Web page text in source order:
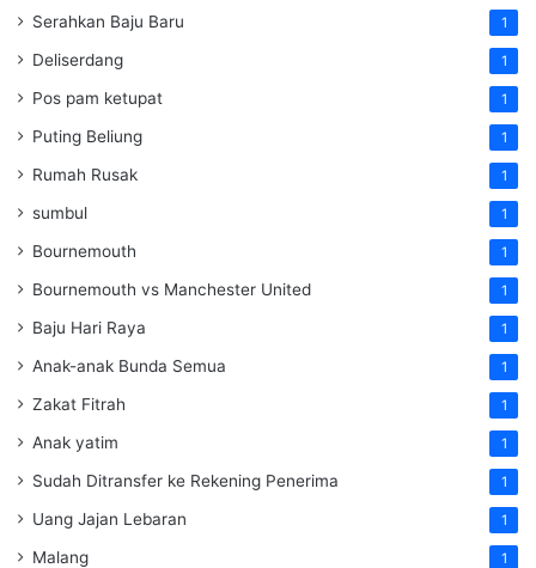
Serahkan Baju Baru 1
Deliserdang 1
Pos pam ketupat 1
Puting Beliung 1
Rumah Rusak 1
sumbul 1
Bournemouth 1
Bournemouth vs Manchester United 1
Baju Hari Raya 1
Anak-anak Bunda Semua 1
Zakat Fitrah 1
Anak yatim 1
Sudah Ditransfer ke Rekening Penerima 1
Uang Jajan Lebaran 1
Malang 1